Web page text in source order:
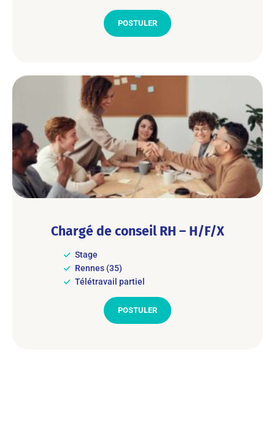
POSTULER
Chargé de conseil RH – H/F/X
Stage
Rennes (35)
Télétravail partiel
POSTULER